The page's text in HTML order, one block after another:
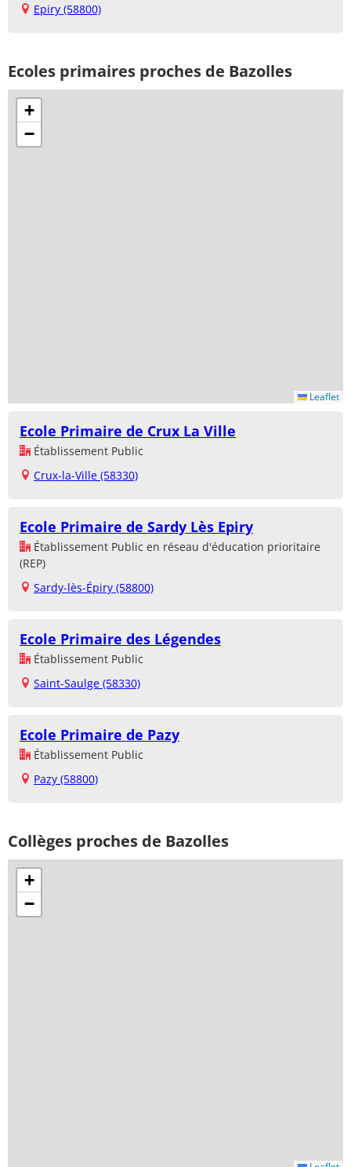
Epiry (58800)
Ecoles primaires proches de Bazolles
+
−
Leaflet
Ecole Primaire de Crux La Ville
Établissement Public
Crux-la-Ville (58330)
Ecole Primaire de Sardy Lès Epiry
Établissement Public en réseau d'éducation prioritaire
(REP)
Sardy-lès-Épiry (58800)
Ecole Primaire des Légendes
Établissement Public
Saint-Saulge (58330)
Ecole Primaire de Pazy
Établissement Public
Pazy (58800)
Collèges proches de Bazolles
+
−